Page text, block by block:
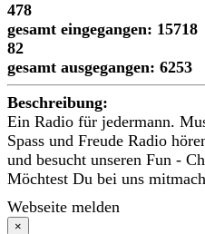
478
gesamt eingegangen: 15718
82
gesamt ausgegangen: 6253
Beschreibung:
Ein Radio für jedermann.
Spass und Freude Radio
und besucht unseren Fun -
Möchtest Du bei uns
Webseite melden
×